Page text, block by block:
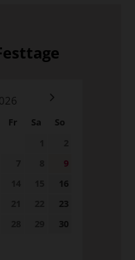
Fr Sa
So
9
16
23
30